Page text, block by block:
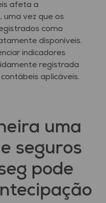
afeta a
uma vez que os
como
disponíveis.
indicadores
registrada
aplicáveis.
uma
seguros
pode